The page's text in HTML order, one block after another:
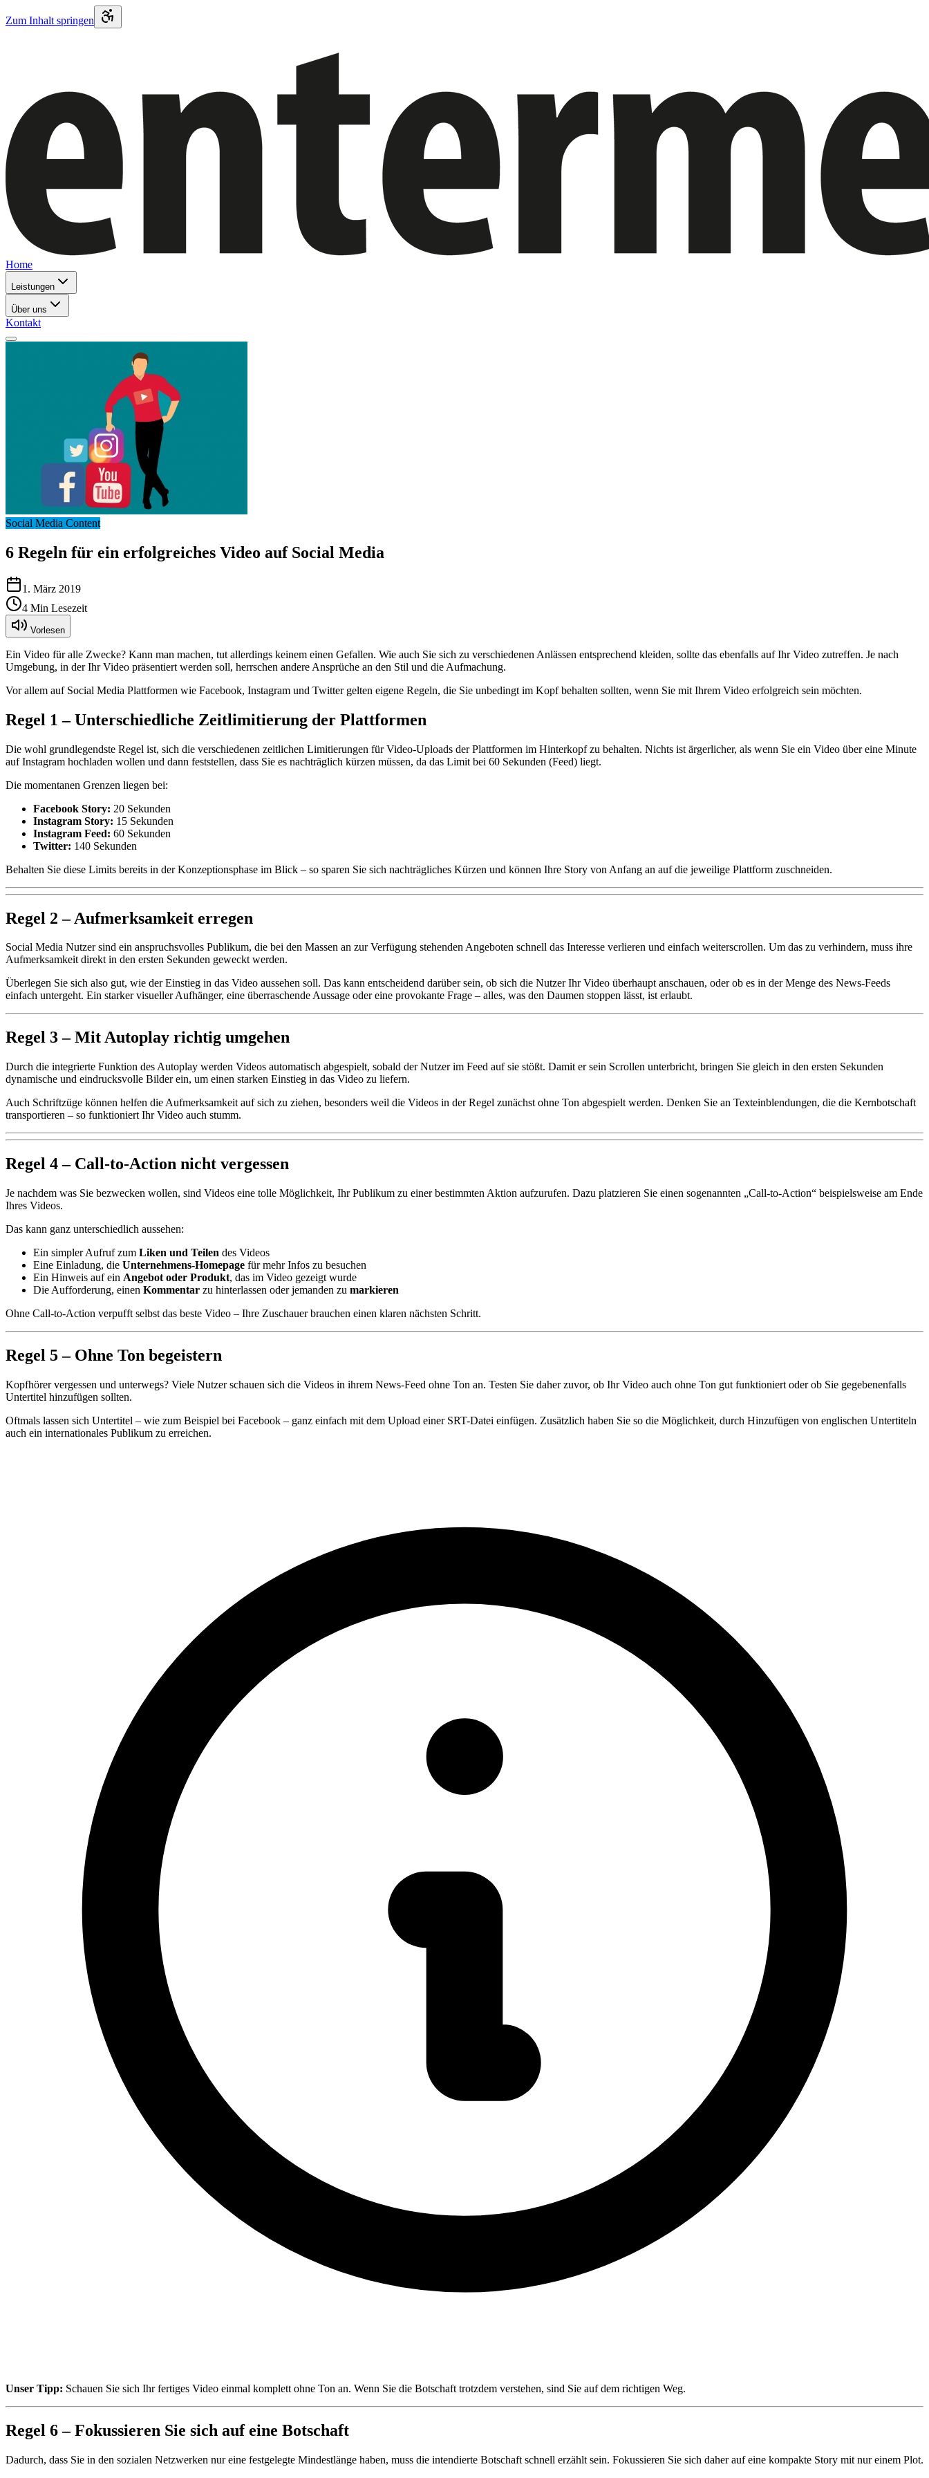
Zum Inhalt springen
Home
Leistungen
Über uns
Kontakt
Social Media Content
6 Regeln für ein erfolgreiches Video auf Social Media
1. März 2019
4 Min Lesezeit
Vorlesen
Ein Video für alle Zwecke? Kann man machen, tut allerdings keinem einen Gefallen. Wie auch Sie sich zu verschiedenen Anlässen entsprechend kleiden, sollte das ebenfalls auf Ihr Video zutreffen. Je nach
Umgebung, in der Ihr Video präsentiert werden soll, herrschen andere Ansprüche an den Stil und die Aufmachung.
Vor allem auf Social Media Plattformen wie Facebook, Instagram und Twitter gelten eigene Regeln, die Sie unbedingt im Kopf behalten sollten, wenn Sie mit Ihrem Video erfolgreich sein möchten.
Regel 1 – Unterschiedliche Zeitlimitierung der Plattformen
Die wohl grundlegendste Regel ist, sich die verschiedenen zeitlichen Limitierungen für Video-Uploads der Plattformen im Hinterkopf zu behalten. Nichts ist ärgerlicher, als wenn Sie ein Video über eine Minute
auf Instagram hochladen wollen und dann feststellen, dass Sie es nachträglich kürzen müssen, da das Limit bei 60 Sekunden (Feed) liegt.
Die momentanen Grenzen liegen bei:
Facebook Story: 20 Sekunden
Instagram Story: 15 Sekunden
Instagram Feed: 60 Sekunden
Twitter: 140 Sekunden
Behalten Sie diese Limits bereits in der Konzeptionsphase im Blick – so sparen Sie sich nachträgliches Kürzen und können Ihre Story von Anfang an auf die jeweilige Plattform zuschneiden.
Regel 2 – Aufmerksamkeit erregen
Social Media Nutzer sind ein anspruchsvolles Publikum, die bei den Massen an zur Verfügung stehenden Angeboten schnell das Interesse verlieren und einfach weiterscrollen. Um das zu verhindern, muss ihre
Aufmerksamkeit direkt in den ersten Sekunden geweckt werden.
Überlegen Sie sich also gut, wie der Einstieg in das Video aussehen soll. Das kann entscheidend darüber sein, ob sich die Nutzer Ihr Video überhaupt anschauen, oder ob es in der Menge des News-Feeds
einfach untergeht. Ein starker visueller Aufhänger, eine überraschende Aussage oder eine provokante Frage – alles, was den Daumen stoppen lässt, ist erlaubt.
Regel 3 – Mit Autoplay richtig umgehen
Durch die integrierte Funktion des Autoplay werden Videos automatisch abgespielt, sobald der Nutzer im Feed auf sie stößt. Damit er sein Scrollen unterbricht, bringen Sie gleich in den ersten Sekunden
dynamische und eindrucksvolle Bilder ein, um einen starken Einstieg in das Video zu liefern.
Auch Schriftzüge können helfen die Aufmerksamkeit auf sich zu ziehen, besonders weil die Videos in der Regel zunächst ohne Ton abgespielt werden. Denken Sie an Texteinblendungen, die die Kernbotschaft
transportieren – so funktioniert Ihr Video auch stumm.
Regel 4 – Call-to-Action nicht vergessen
Je nachdem was Sie bezwecken wollen, sind Videos eine tolle Möglichkeit, Ihr Publikum zu einer bestimmten Aktion aufzurufen. Dazu platzieren Sie einen sogenannten „Call-to-Action“ beispielsweise am Ende
Ihres Videos.
Das kann ganz unterschiedlich aussehen:
Ein simpler Aufruf zum Liken und Teilen des Videos
Eine Einladung, die Unternehmens-Homepage für mehr Infos zu besuchen
Ein Hinweis auf ein Angebot oder Produkt, das im Video gezeigt wurde
Die Aufforderung, einen Kommentar zu hinterlassen oder jemanden zu markieren
Ohne Call-to-Action verpufft selbst das beste Video – Ihre Zuschauer brauchen einen klaren nächsten Schritt.
Regel 5 – Ohne Ton begeistern
Kopfhörer vergessen und unterwegs? Viele Nutzer schauen sich die Videos in ihrem News-Feed ohne Ton an. Testen Sie daher zuvor, ob Ihr Video auch ohne Ton gut funktioniert oder ob Sie gegebenenfalls
Untertitel hinzufügen sollten.
Oftmals lassen sich Untertitel – wie zum Beispiel bei Facebook – ganz einfach mit dem Upload einer SRT-Datei einfügen. Zusätzlich haben Sie so die Möglichkeit, durch Hinzufügen von englischen Untertiteln
auch ein internationales Publikum zu erreichen.
Unser Tipp: Schauen Sie sich Ihr fertiges Video einmal komplett ohne Ton an. Wenn Sie die Botschaft trotzdem verstehen, sind Sie auf dem richtigen Weg.
Regel 6 – Fokussieren Sie sich auf eine Botschaft
Dadurch, dass Sie in den sozialen Netzwerken nur eine festgelegte Mindestlänge haben, muss die intendierte Botschaft schnell erzählt sein. Fokussieren Sie sich daher auf eine kompakte Story mit nur einem Plot.